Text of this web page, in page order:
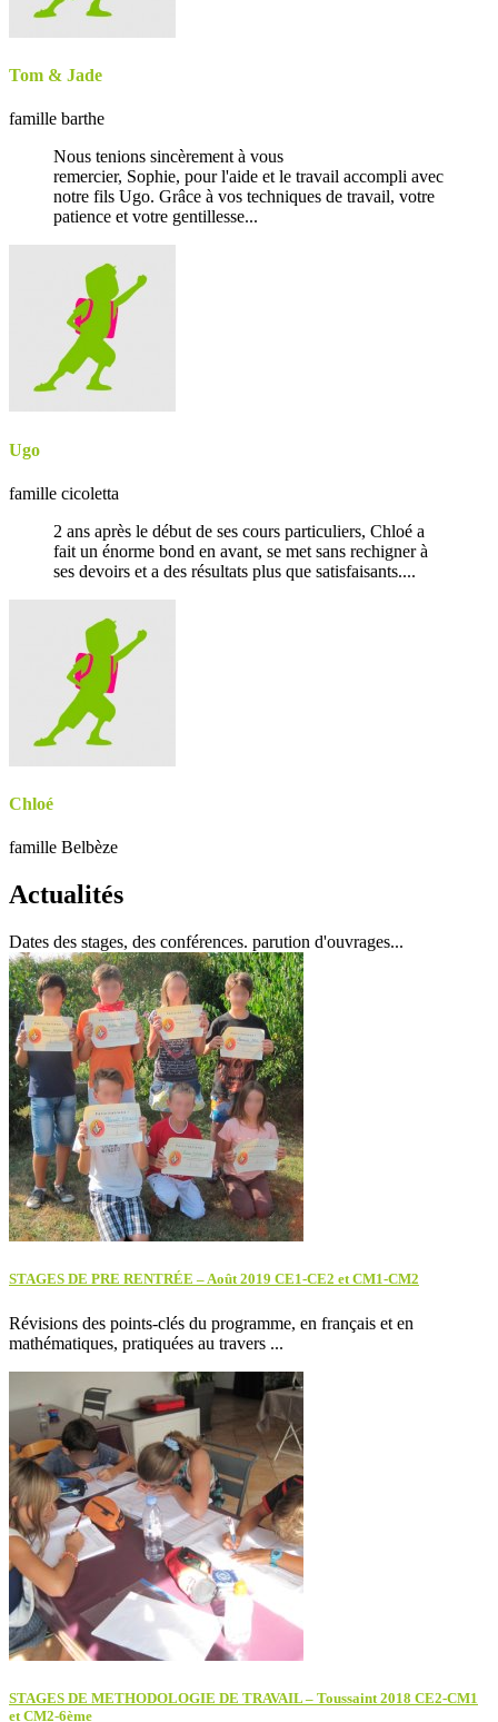
Tom & Jade
famille barthe
Nous tenions sincèrement à vous
remercier, Sophie, pour l'aide et le travail accompli avec
notre fils Ugo. Grâce à vos techniques de travail, votre
patience et votre gentillesse...
Ugo
famille cicoletta
2 ans après le début de ses cours particuliers, Chloé a
fait un énorme bond en avant, se met sans rechigner à
ses devoirs et a des résultats plus que satisfaisants....
Chloé
famille Belbèze
Actualités
Dates des stages, des conférences. parution d'ouvrages...
STAGES DE PRE RENTRÉE – Août 2019 CE1-CE2 et CM1-CM2
Révisions des points-clés du programme, en français et en
mathématiques, pratiquées au travers ...
STAGES DE METHODOLOGIE DE TRAVAIL – Toussaint 2018 CE2-CM1
et CM2-6ème